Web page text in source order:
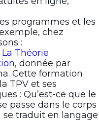
programmes et les
chez
:
La Théorie
, donnée par
Cette formation
TPV et ses
: Qu’est-ce que le
passe dans le corps
traduit en langage